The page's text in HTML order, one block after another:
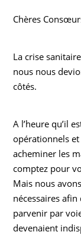
Chères
La crise
nous nous
côtés.
A l’heure qu’il
opérationnels
acheminer les
comptez pour
Mais nous
nécessaires
parvenir par
devenaient